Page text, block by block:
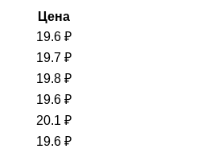
Цена
19.6 ₽
19.7 ₽
19.8 ₽
19.6 ₽
20.1 ₽
19.6 ₽